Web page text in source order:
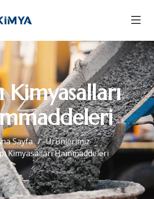
Kimyasalları
Sayfa
Ürünlerimiz
Kimyasalları Hammaddeleri